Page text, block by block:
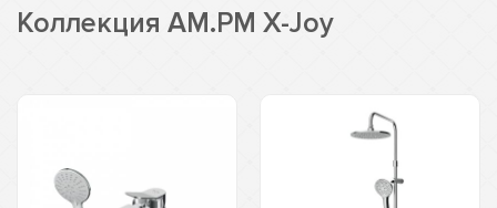
Коллекция AM.PM X-Joy